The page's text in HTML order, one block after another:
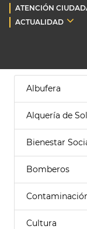
ATENCIÓN
ACTUALIDAD
Albufera
Alquería de
Bienestar
Bomberos
Cultura